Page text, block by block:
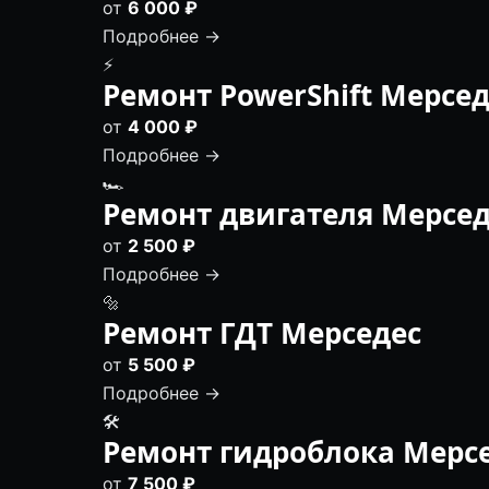
от 6 000 ₽
Подробнее →
⚡
Ремонт PowerShift
от 4 000 ₽
Подробнее →
🏎
Ремонт двигателя
от 2 500 ₽
Подробнее →
🔩
Ремонт ГДТ Мерседес
от 5 500 ₽
Подробнее →
🛠️
Ремонт гидроблока
от 7 500 ₽